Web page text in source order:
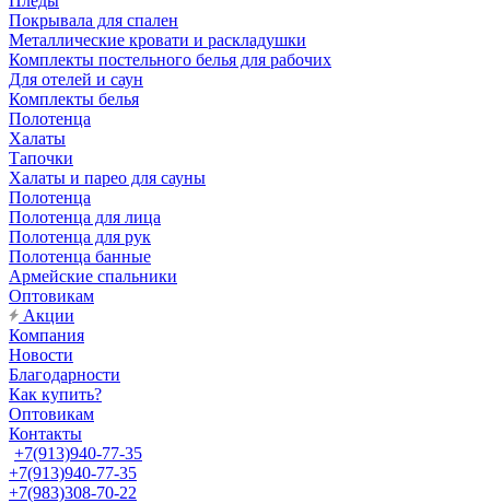
Покрывала для спален
Металлические кровати и раскладушки
Комплекты постельного белья для рабочих
Для отелей и саун
Комплекты белья
Полотенца
Халаты
Тапочки
Халаты и парео для сауны
Полотенца
Полотенца для лица
Полотенца для рук
Полотенца банные
Армейские спальники
Оптовикам
Акции
Компания
Новости
Благодарности
Как купить?
Оптовикам
Контакты
+7(913)940-77-35
+7(913)940-77-35
+7(983)308-70-22